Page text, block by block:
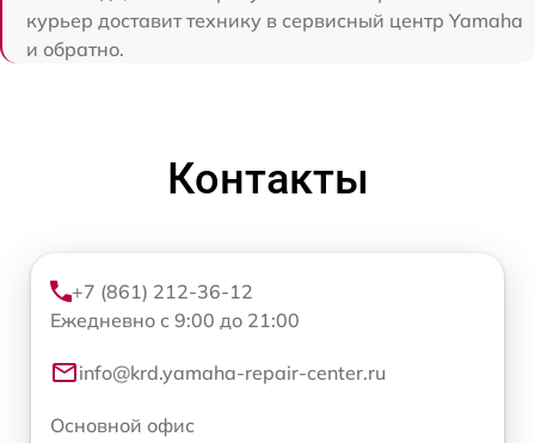
курьер доставит технику в сервисный центр Yamaha
и обратно.
Контакты
+7 (861) 212-36-12
Ежедневно с 9:00 до 21:00
info@krd.yamaha-repair-center.ru
Основной офис